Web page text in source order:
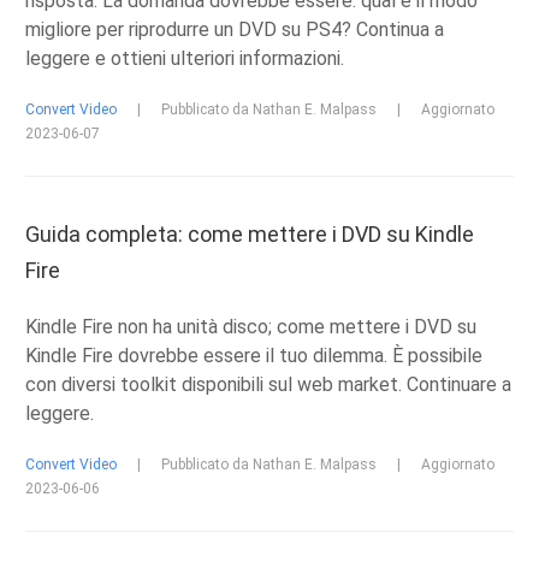
migliore per riprodurre un DVD su PS4? Continua a
leggere e ottieni ulteriori informazioni.
Convert Video Pubblicato da Nathan E. Malpass
Aggiornato
2023-06-07
Guida completa: come mettere i DVD su Kindle
Fire
Kindle Fire non ha unità disco; come mettere i DVD su
Kindle Fire dovrebbe essere il tuo dilemma. È possibile
con diversi toolkit disponibili sul web market. Continuare a
leggere.
Convert Video Pubblicato da Nathan E. Malpass
Aggiornato
2023-06-06